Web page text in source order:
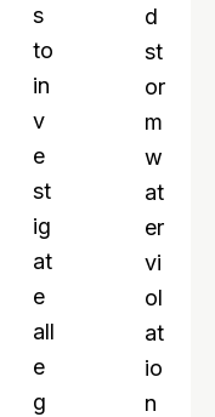
s
to
in
v
e
st
ig
at
e
all
e
g
d
st
or
m
w
at
er
vi
ol
at
io
n